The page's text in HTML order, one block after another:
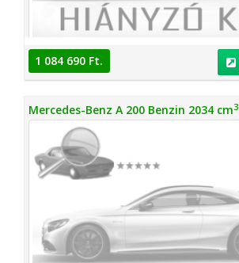
1 084 690 Ft.
Mercedes-Benz A 200 Benzin 2034 cm3